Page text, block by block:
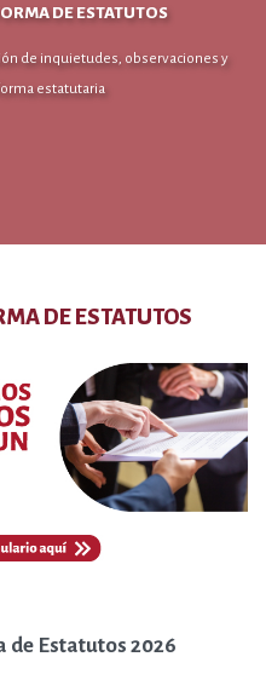
DE ESTATUTOS
de inquietudes, observaciones y
estatutaria
DE ESTATUTOS
de Estatutos 2026